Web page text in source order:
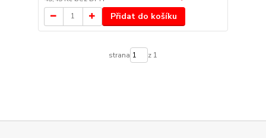
Přidat do košíku
strana z 1